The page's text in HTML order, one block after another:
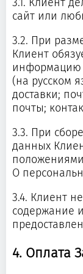
сайт или
3.2. При
Клиент
информацию
(на русском
доставки;
почты;
3.3. При
данных
О
3.4. Клиент
содержание
4. Оплата